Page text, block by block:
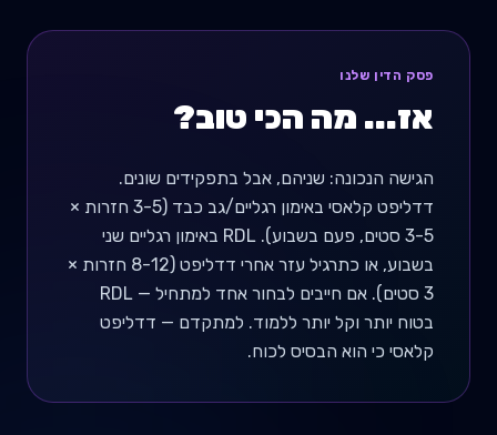
פסק הדין שלנו
אז... מה הכי טוב?
הגישה הנכונה: שניהם, אבל בתפקידים שונים.
דדליפט קלאסי באימון רגליים/גב כבד (3-5 חזרות ×
3-5 סטים, פעם בשבוע). RDL באימון רגליים שני
בשבוע, או כתרגיל עזר אחרי דדליפט (8-12 חזרות ×
3 סטים). אם חייבים לבחור אחד למתחיל — RDL
בטוח יותר וקל יותר ללמוד. למתקדם — דדליפט
קלאסי כי הוא הבסיס לכוח.